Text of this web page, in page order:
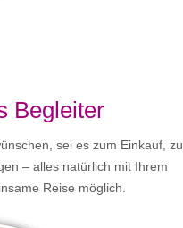
Begleiter
sei es zum Einkauf, zu
– alles natürlich mit Ihrem
Reise möglich.